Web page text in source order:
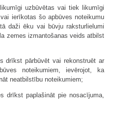
uzbūvētas vai tiek likumīgi
ierīkotas šo apbūves noteikumu
daži ēku vai būvju raksturlielumi
zemes izmantošanas veids atbilst
drīkst pārbūvēt vai rekonstruēt ar
noteikumiem, ievērojot, ka
neatbilstību noteikumiem;
drīkst paplašināt pie nosacījuma,